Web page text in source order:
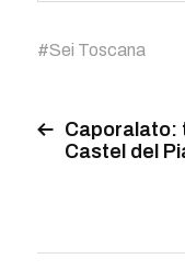
#Sei Toscana
Caporalato:
Castel del